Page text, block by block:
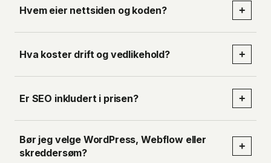
Hvem eier nettsiden og koden? +
Hva koster drift og vedlikehold? +
Er SEO inkludert i prisen? +
Bør jeg velge WordPress, Webflow eller
skreddersøm?
+